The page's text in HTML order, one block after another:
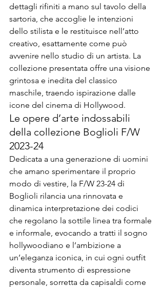
dettagli rifiniti a mano sul tavolo della
sartoria, che accoglie le intenzioni
dello stilista e le restituisce nell’atto
creativo, esattamente come può
avvenire nello studio di un artista. La
collezione presentata offre una visione
grintosa e inedita del classico
maschile, traendo ispirazione dalle
icone del cinema di Hollywood.
Le opere d’arte indossabili
della collezione Boglioli F/W
2023-24
Dedicata a una generazione di uomini
che amano sperimentare il proprio
modo di vestire, la F/W 23-24 di
Boglioli rilancia una rinnovata e
dinamica interpretazione dei codici
che regolano la sottile linea tra formale
e informale, evocando a tratti il sogno
hollywoodiano e l’ambizione a
un’eleganza iconica, in cui ogni outfit
diventa strumento di espressione
personale, sorretta da capisaldi come